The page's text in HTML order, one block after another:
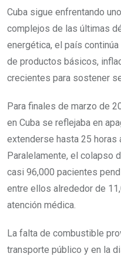
Cuba sigue enfrentando
complejos de las últimas
energética, el país
de productos básicos,
crecientes para sostener
Para finales de marzo de
en Cuba se reflejaba en
extenderse hasta 25 horas
Paralelamente, el colapso
casi 96,000 pacientes
entre ellos alrededor de
atención médica.
La falta de combustible
transporte público y en la